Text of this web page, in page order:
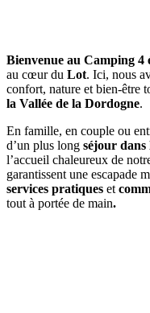
Bienvenue au Camping 4
au cœur du Lot. Ici, nous
confort, nature et bien-être
la Vallée de la Dordogne.
En famille, en couple ou
d’un plus long séjour dans
l’accueil chaleureux de
garantissent une escapade
services pratiques et
tout à portée de main.